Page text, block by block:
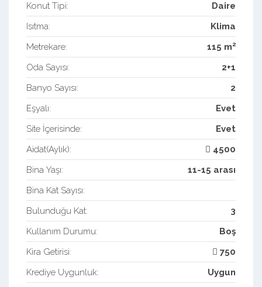
Konut Tipi:
Daire
Isıtma:
Klima
Metrekare:
115 m2
Oda Sayısı:
2+1
Banyo Sayısı:
2
Eşyalı:
Evet
Site İçerisinde:
Evet
Aidat(Aylık):
4500
Bina Yaşı:
11-15 arası
Bina Kat Sayısı:
Bulunduğu Kat:
3
Kullanım Durumu:
Boş
Kira Getirisi:
750
Krediye Uygunluk:
Uygun